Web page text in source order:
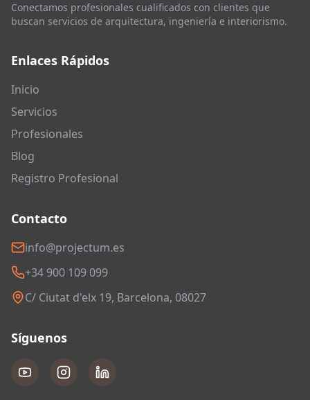
Conectamos profesionales cualificados con clientes que
buscan servicios de arquitectura, ingeniería e interiorismo.
Enlaces Rápidos
Inicio
Servicios
Profesionales
Blog
Registro Profesional
Contacto
info@projectum.es
+34 900 109 099
C/ Ciutat d'elx 19, Barcelona, 08027
Síguenos